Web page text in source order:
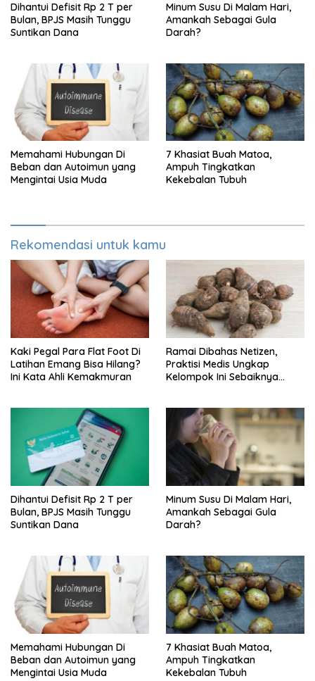
Dihantui Defisit Rp 2 T per
Bulan, BPJS Masih Tunggu
Suntikan Dana
Minum Susu Di Malam Hari,
Amankah Sebagai Gula
Darah?
Memahami Hubungan Di
Beban dan Autoimun yang
Mengintai Usia Muda
7 Khasiat Buah Matoa,
Ampuh Tingkatkan
Kekebalan Tubuh
Rekomendasi untuk kamu
Kaki Pegal Para Flat Foot Di
Latihan Emang Bisa Hilang?
Ini Kata Ahli Kemakmuran
Ramai Dibahas Netizen,
Praktisi Medis Ungkap
Kelompok Ini Sebaiknya
Dihantui Defisit Rp 2 T per
Bulan, BPJS Masih Tunggu
Suntikan Dana
Minum Susu Di Malam Hari,
Amankah Sebagai Gula
Darah?
Memahami Hubungan Di
Beban dan Autoimun yang
Mengintai Usia Muda
7 Khasiat Buah Matoa,
Ampuh Tingkatkan
Kekebalan Tubuh